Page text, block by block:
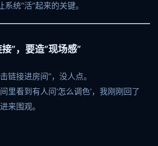
统“活”起来的关键。
”，要造“现场感”
链接进房间”，没人点。
里看到有人问‘怎么调色’，我刚刚回了
来围观。